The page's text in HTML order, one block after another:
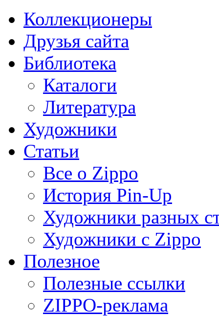
Коллекционеры
Друзья сайта
Библиотека
Каталоги
Литература
Художники
Статьи
Все о Zippo
История Pin-Up
Художники разных
Художники с Zippo
Полезное
Полезные ссылки
ZIPPO-реклама